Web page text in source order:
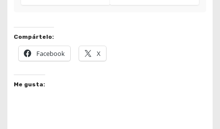
Compártelo:
Facebook X
Me gusta: